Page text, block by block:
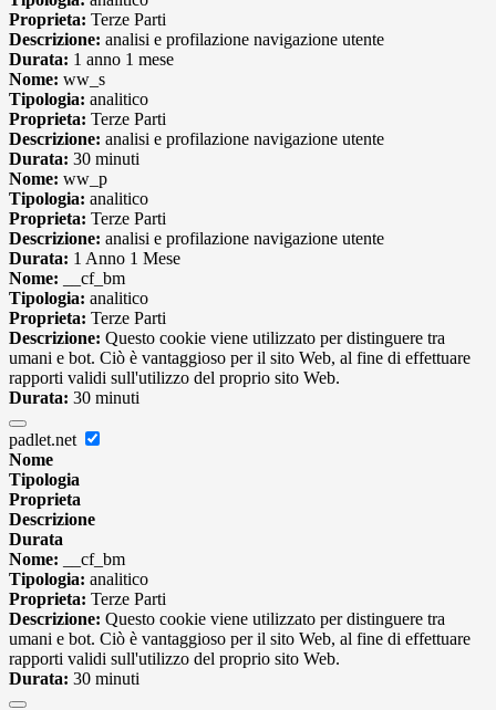
Proprieta: Terze Parti
Descrizione: analisi e profilazione navigazione utente
Durata: 1 anno 1 mese
Nome: ww_s
Tipologia: analitico
Proprieta: Terze Parti
Descrizione: analisi e profilazione navigazione utente
Durata: 30 minuti
Nome: ww_p
Tipologia: analitico
Proprieta: Terze Parti
Descrizione: analisi e profilazione navigazione utente
Durata: 1 Anno 1 Mese
Nome: __cf_bm
Tipologia: analitico
Proprieta: Terze Parti
Descrizione: Questo cookie viene utilizzato per distinguere tra
umani e bot. Ciò è vantaggioso per il sito Web, al fine di effettuare
rapporti validi sull'utilizzo del proprio sito Web.
Durata: 30 minuti
padlet.net
Nome
Tipologia
Proprieta
Descrizione
Durata
Nome: __cf_bm
Tipologia: analitico
Proprieta: Terze Parti
Descrizione: Questo cookie viene utilizzato per distinguere tra
umani e bot. Ciò è vantaggioso per il sito Web, al fine di effettuare
rapporti validi sull'utilizzo del proprio sito Web.
Durata: 30 minuti